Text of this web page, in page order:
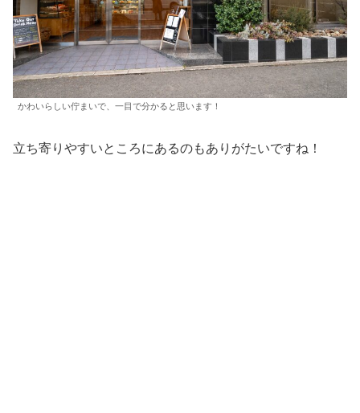
かわいらしい佇まいで、一目で分かると思います！
立ち寄りやすいところにあるのもありがたいですね！